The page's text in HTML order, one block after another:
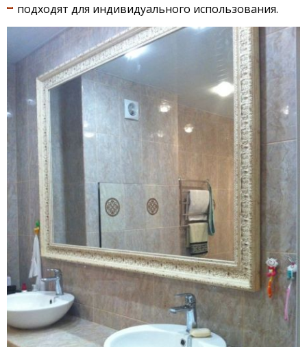
подходят для индивидуального использования.